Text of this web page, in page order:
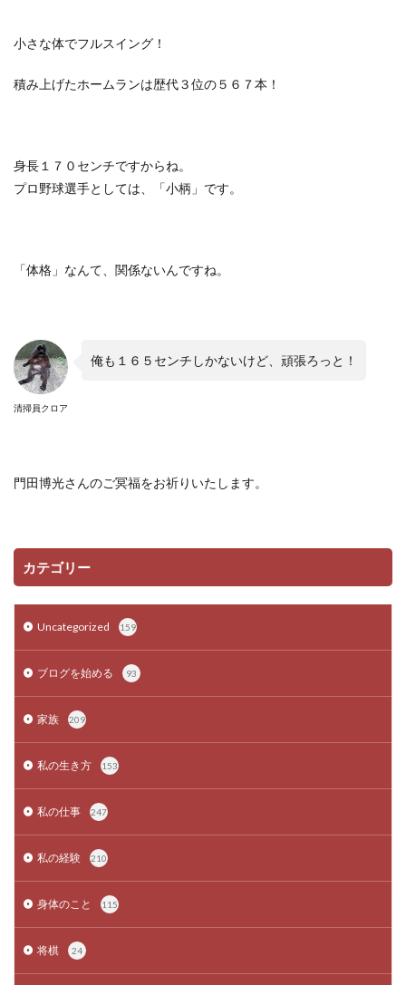
小さな体でフルスイング！
積み上げたホームランは歴代３位の５６７本！
身長１７０センチですからね。
プロ野球選手としては、「小柄」です。
「体格」なんて、関係ないんですね。
清掃員クロア
俺も１６５センチしかないけど、頑張ろっと！
門田博光さんのご冥福をお祈りいたします。
カテゴリー
Uncategorized 159
ブログを始める 93
家族 209
私の生き方 153
私の仕事 247
私の経験 210
身体のこと 115
将棋 24